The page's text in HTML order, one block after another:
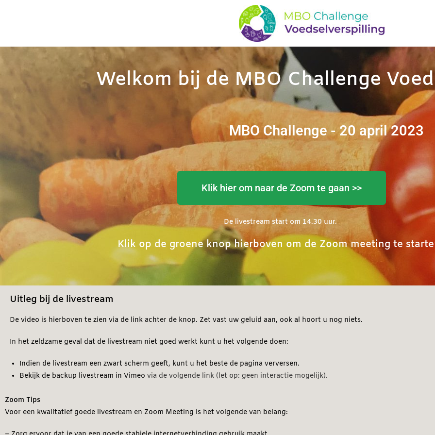
Welkom bij de MBO Challenge
MBO Challenge - 20 april 2023
Klik hier om naar de Zoom te gaan >>
De livestream start om 14.30 uur.
Klik op de groene knop hierboven om de Zoom meeting te
Uitleg bij de livestream
De video is hierboven te zien via de link achter de knop. Zet vast uw geluid aan, ook al hoort u nog niets.
In het zeldzame geval dat de livestream niet goed werkt kunt u het volgende doen:
Indien de livestream een zwart scherm geeft, kunt u het beste de pagina verversen.
Bekijk de backup livestream in Vimeo via de volgende link (let op: geen interactie mogelijk).
Zoom Tips
Voor een kwalitatief goede livestream en Zoom Meeting is het volgende van belang: